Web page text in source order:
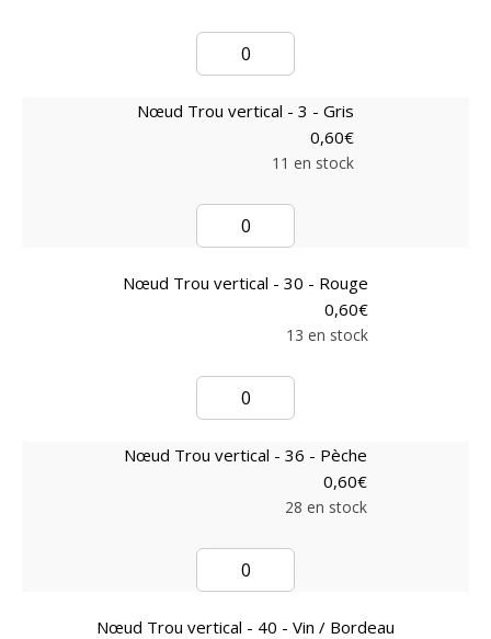
Nœud Trou vertical - 3 - Gris
0,60€
11 en stock
Nœud Trou vertical - 30 - Rouge
0,60€
13 en stock
Nœud Trou vertical - 36 - Pèche
0,60€
28 en stock
Nœud Trou vertical - 40 - Vin / Bordeau